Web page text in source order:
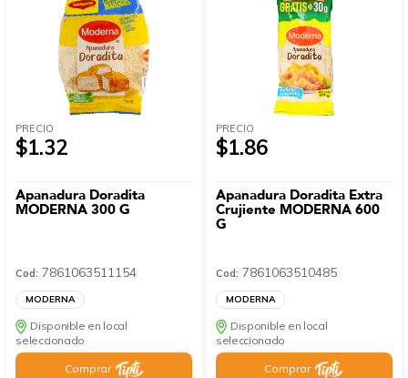
PRECIO
$1.32
Apanadura Doradita
MODERNA 300 G
Cod: 7861063511154
MODERNA
Disponible en local
seleccionado
Comprar
PRECIO
$1.86
Apanadura Doradita Extra
Crujiente MODERNA 600
G
Cod: 7861063510485
MODERNA
Disponible en local
seleccionado
Comprar